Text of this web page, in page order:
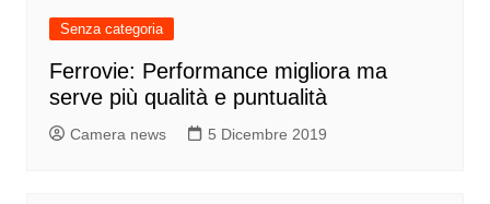
Senza categoria
Ferrovie: Performance migliora ma
serve più qualità e puntualità
Camera news 5 Dicembre 2019